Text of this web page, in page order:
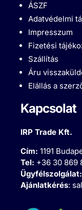
ÁSZF
Adatvédelmi
Impresszum
Fizetési
Szállítás
Áru
Elállás a
Kapcsolat
IRP Trade Kft.
Cím:1191
Tel: +36 30 869
Ügyfélszolgálat:
Ajánlatkérés: